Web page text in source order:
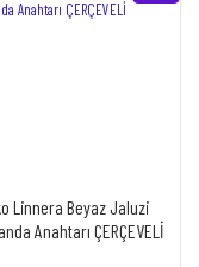
Linnera Beyaz Jaluzi
Anahtarı ÇERÇEVELİ